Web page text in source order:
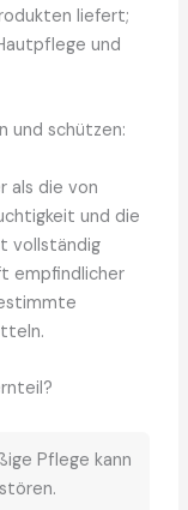
liefert;
und
und schützen:
als die von
und die
vollständig
empfindlicher
Pflege kann